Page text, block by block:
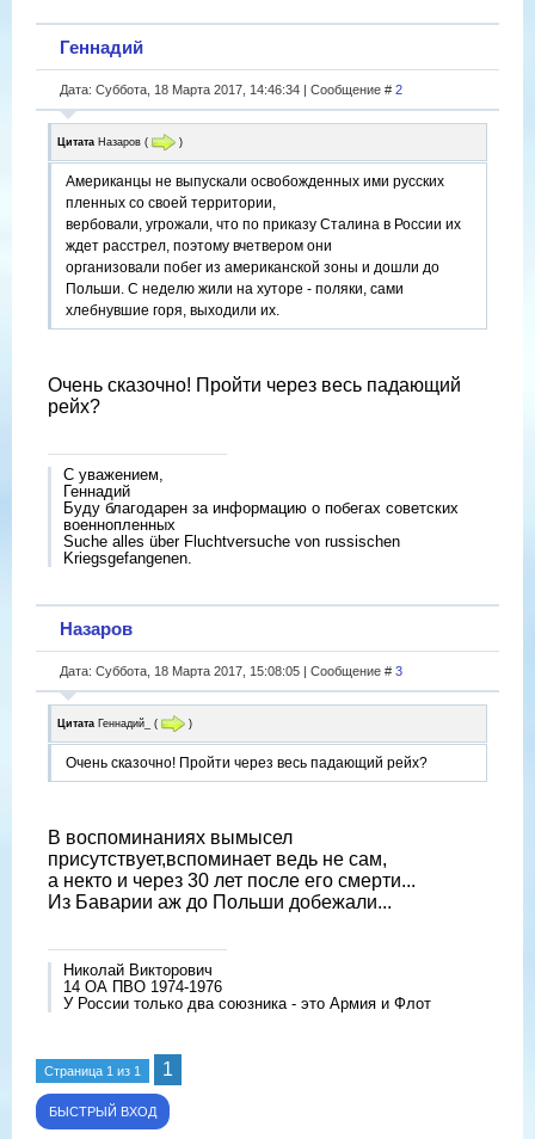
Геннадий
Дата: Суббота, 18 Марта 2017, 14:46:34 | Сообщение # 2
Цитата Назаров ( )
Американцы не выпускали освобожденных ими русских
пленных со своей территории,
вербовали, угрожали, что по приказу Сталина в России их
ждет расстрел, поэтому вчетвером они
организовали побег из американской зоны и дошли до
Польши. С неделю жили на хуторе - поляки, сами
хлебнувшие горя, выходили их.
Очень сказочно! Пройти через весь падающий
рейх?
С уважением,
Геннадий
Буду благодарен за информацию о побегах советских
военнопленных
Suche alles über Fluchtversuche von russischen
Kriegsgefangenen.
Назаров
Дата: Суббота, 18 Марта 2017, 15:08:05 | Сообщение # 3
Цитата Геннадий_ ( )
Очень сказочно! Пройти через весь падающий рейх?
В воспоминаниях вымысел
присутствует,вспоминает ведь не сам,
а некто и через 30 лет после его смерти...
Из Баварии аж до Польши добежали...
Николай Викторович
14 ОА ПВО 1974-1976
У России только два союзника - это Армия и Флот
Страница 1 из 1 1